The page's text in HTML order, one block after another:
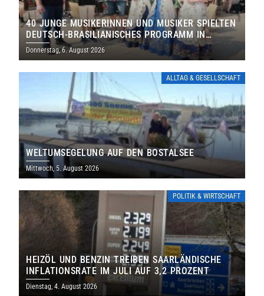
40 JUNGE MUSIKERINNEN UND MUSIKER SPIELTEN
DEUTSCH-BRASILIANISCHES PROGRAMM IN
THOLEY
Donnerstag, 6. August 2026
ALLTAG & GESELLSCHAFT
WELTUMSEGELUNG AUF DEN BOSTALSEE
Mittwoch, 5. August 2026
POLITIK & WIRTSCHAFT
HEIZÖL UND BENZIN TREIBEN SAARLÄNDISCHE
INFLATIONSRATE IM JULI AUF 3,2 PROZENT
Dienstag, 4. August 2026